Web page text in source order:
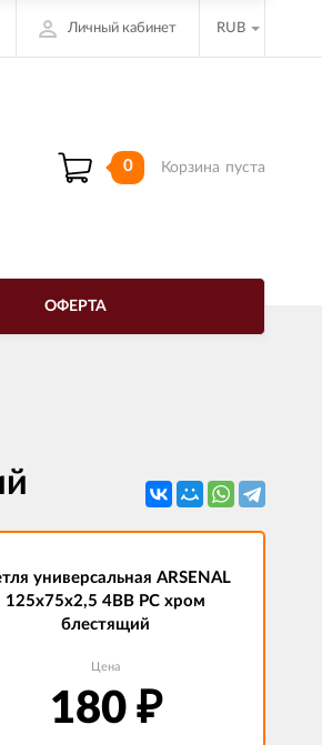
Личный кабинет RUB
0 Корзина пуста
ОФЕРТА
универсальная ARSENAL
125х75х2,5 4ВВ PC хром
блестящий
Цена
180 ₽